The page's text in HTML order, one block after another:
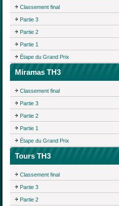
Classement final
Partie 3
Partie 2
Partie 1
Étape du Grand Prix
Miramas TH3
Classement final
Partie 3
Partie 2
Partie 1
Étape du Grand Prix
Tours TH3
Classement final
Partie 3
Partie 2